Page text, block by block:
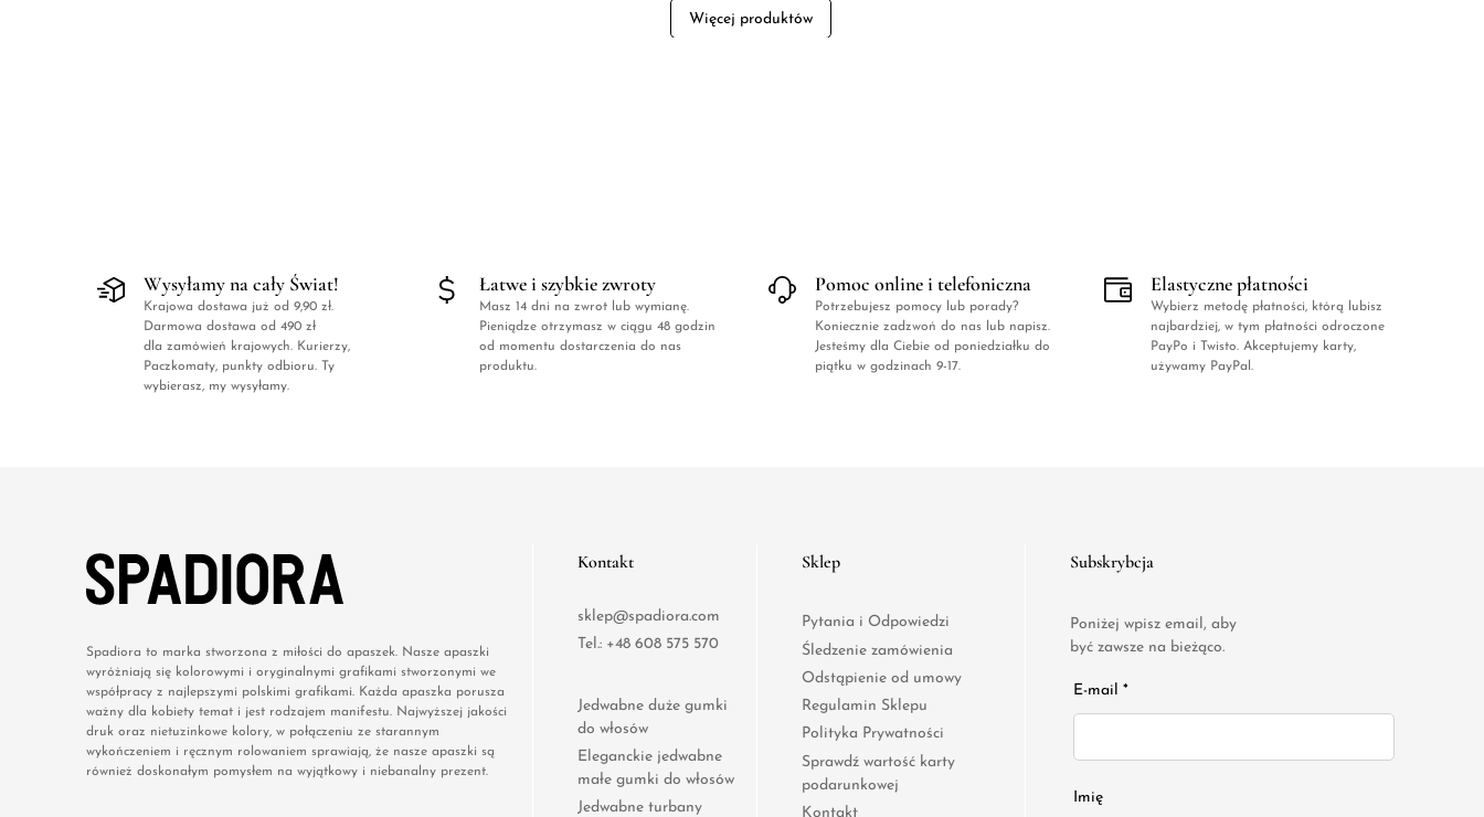
Więcej produktów
Wysyłamy na cały Świat!
Krajowa dostawa już od 9,90 zł.
Darmowa dostawa od 490 zł
dla zamówień krajowych. Kurierzy,
Paczkomaty, punkty odbioru. Ty
wybierasz, my wysyłamy.
Łatwe i szybkie zwroty
Masz 14 dni na zwrot lub wymianę.
Pieniądze otrzymasz w ciągu 48 godzin
od momentu dostarczenia do nas
produktu.
Pomoc online i telefoniczna
Potrzebujesz pomocy lub porady?
Koniecznie zadzwoń do nas lub napisz.
Jesteśmy dla Ciebie od poniedziałku do
piątku w godzinach 9-17.
Elastyczne płatności
Wybierz metodę płatności, którą lubisz
najbardziej, w tym płatności odroczone
PayPo i Twisto. Akceptujemy karty,
używamy PayPal.
Spadiora to marka stworzona z miłości do apaszek. Nasze apaszki
wyróżniają się kolorowymi i oryginalnymi grafikami stworzonymi we
współpracy z najlepszymi polskimi grafikami. Każda apaszka porusza
ważny dla kobiety temat i jest rodzajem manifestu. Najwyższej jakości
druk oraz nietuzinkowe kolory, w połączeniu ze starannym
wykończeniem i ręcznym rolowaniem sprawiają, że nasze apaszki są
również doskonałym pomysłem na wyjątkowy i niebanalny prezent.
Kontakt
sklep@spadiora.com
Tel.: +48 608 575 570
Jedwabne duże gumki
do włosów
Eleganckie jedwabne
małe gumki do włosów
Jedwabne turbany
Sklep
Pytania i Odpowiedzi
Śledzenie zamówienia
Odstąpienie od umowy
Regulamin Sklepu
Polityka Prywatności
Sprawdź wartość karty
podarunkowej
Kontakt
Subskrybcja
Poniżej wpisz email, aby
być zawsze na bieżąco.
E-mail *
Imię